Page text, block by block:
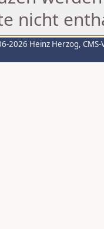
nicht
2026 Heinz Herzog,